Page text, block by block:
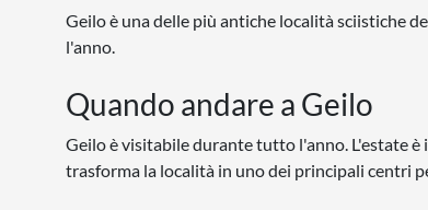
Geilo è una delle più antiche località sciistiche
l'anno.
Quando andare a Geilo
Geilo è visitabile durante tutto l'anno. L'estate
trasforma la località in uno dei principali centri